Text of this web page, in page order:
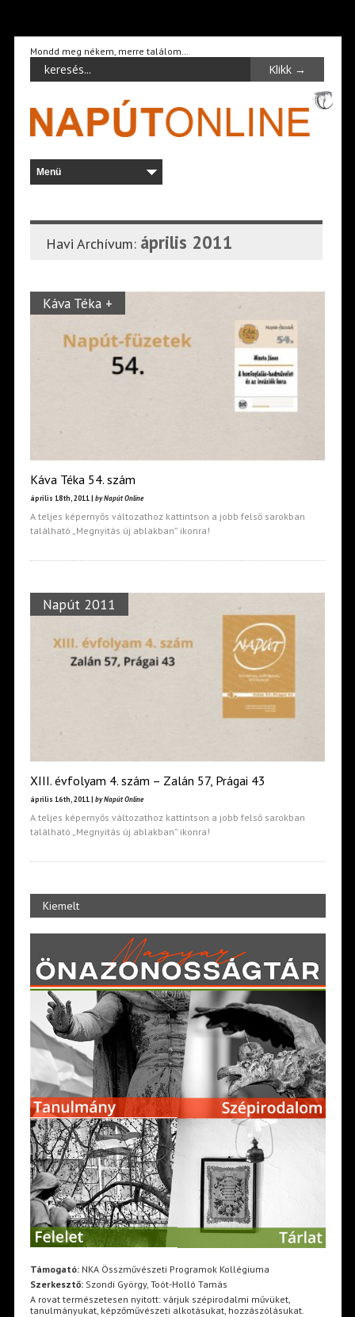
Mondd meg nékem, merre találom…
Havi Archívum: április 2011
Káva Téka +
Káva Téka 54. szám
április 18th, 2011 | by Napút Online
A teljes képernyős változathoz kattintson a jobb felső sarokban
található „Megnyitás új ablakban” ikonra!
Napút 2011
XIII. évfolyam 4. szám – Zalán 57, Prágai 43
április 16th, 2011 | by Napút Online
A teljes képernyős változathoz kattintson a jobb felső sarokban
található „Megnyitás új ablakban” ikonra!
Kiemelt
Támogató:NKA Összművészeti Programok Kollégiuma
Szerkesztő:Szondi György, Toót-Holló Tamás
A rovat természetesen nyitott: várjuk szépirodalmi művüket,
tanulmányukat, képzőművészeti alkotásukat, hozzászólásukat.